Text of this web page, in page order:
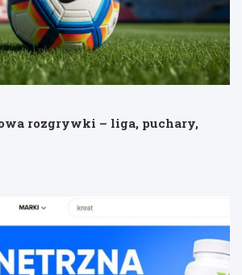
rozgrywki – liga, puchary,